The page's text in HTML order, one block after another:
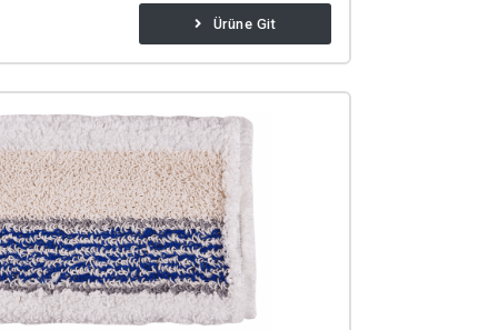
Ürüne Git